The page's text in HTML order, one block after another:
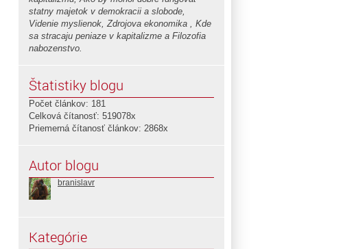
statny majetok v demokracii a slobode,
Videnie myslienok, Zdrojova ekonomika , Kde
sa stracaju peniaze v kapitalizme a Filozofia
nabozenstvo.
Štatistiky blogu
Počet článkov: 181
Celková čítanosť: 519078x
Priemerná čítanosť článkov: 2868x
Autor blogu
branislavr
Kategórie